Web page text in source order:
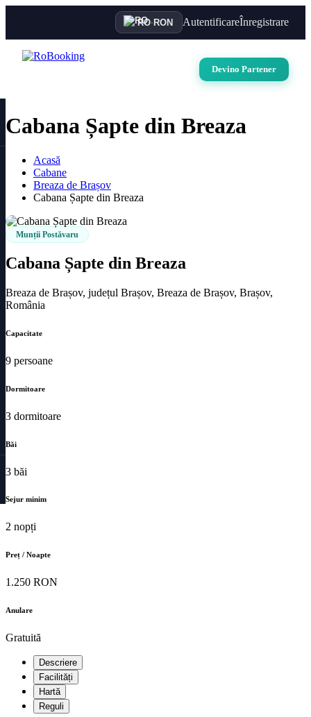
RO·RON AutentificareÎnregistrare
Devino Partener
Cabana Șapte din Breaza
Acasă
Cabane
Breaza de Brașov
Cabana Șapte din Breaza
Munții Postăvaru
Cabana Șapte din Breaza
Breaza de Brașov, județul Brașov, Breaza de Brașov, Brașov,
România
Capacitate
9 persoane
Dormitoare
3 dormitoare
Băi
3 băi
Sejur minim
2 nopți
Preț / Noapte
1.250 RON
Anulare
Gratuită
Descriere
Facilități
Hartă
Reguli